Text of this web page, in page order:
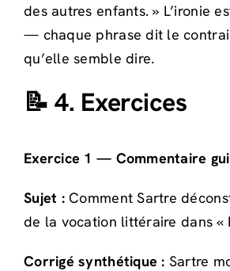
des autres enfants. » L’ironie
— chaque phrase dit le
qu’elle semble dire.
📝 4. Exercices
Exercice 1 — Commentaire
Sujet :Comment Sartre
de la vocation littéraire dans «
Corrigé synthétique : Sartre